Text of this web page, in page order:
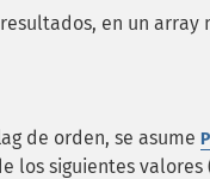
en un
de orden, se asume
los siguientes